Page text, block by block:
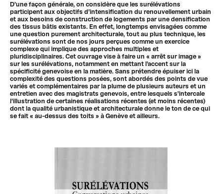
D’une façon générale, on considère que les surélévations
participent aux objectifs d’intensification du renouvellement urbain
et aux besoins de construction de logements par une densification
des tissus bâtis existants. En effet, longtemps envisagées comme
une question purement architecturale, tout au plus technique, les
surélévations sont de nos jours perçues comme un exercice
complexe qui implique des approches multiples et
pluridisciplinaires. Cet ouvrage vise à faire un « arrêt sur image »
sur les surélévations, notamment en mettant l’accent sur la
spécificité genevoise en la matière. Sans prétendre épuiser ici la
complexité des questions posées, sont abordés des points de vue
variés et complémentaires par la plume de plusieurs auteurs et un
entretien avec des magistrats genevois, entre lesquels s’intercale
l’illustration de certaines réalisations récentes (et moins récentes)
dont la qualité urbanistique et architecturale donne le ton de ce qui
se fait « au-dessus des toits » à Genève et ailleurs.